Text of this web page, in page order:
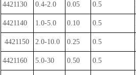
4421130 0.4-2.0 0.05 0.5
4421140 1.0-5.0 0.10 0.5
4421150 2.0-10.0 0.25 0.5
4421160 5.0-30 0.50 0.5